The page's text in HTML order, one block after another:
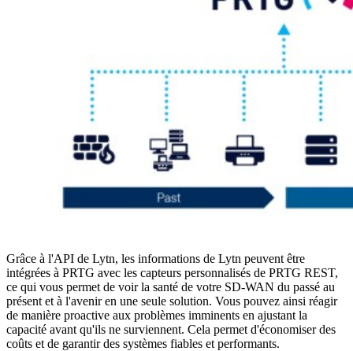
Grâce à l'API de Lytn, les informations de Lytn peuvent être
intégrées à PRTG avec les capteurs personnalisés de PRTG REST,
ce qui vous permet de voir la santé de votre SD-WAN du passé au
présent et à l'avenir en une seule solution. Vous pouvez ainsi réagir
de manière proactive aux problèmes imminents en ajustant la
capacité avant qu'ils ne surviennent. Cela permet d'économiser des
coûts et de garantir des systèmes fiables et performants.